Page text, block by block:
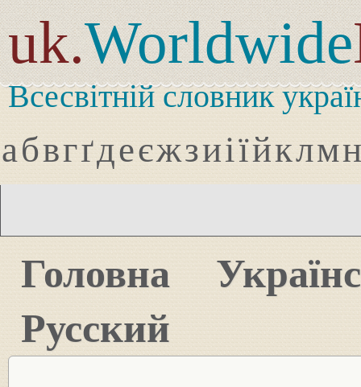
uk.Worldwide
Всесвітній словник
абвгґдеєжзиіїйклмн
Головна
Русский